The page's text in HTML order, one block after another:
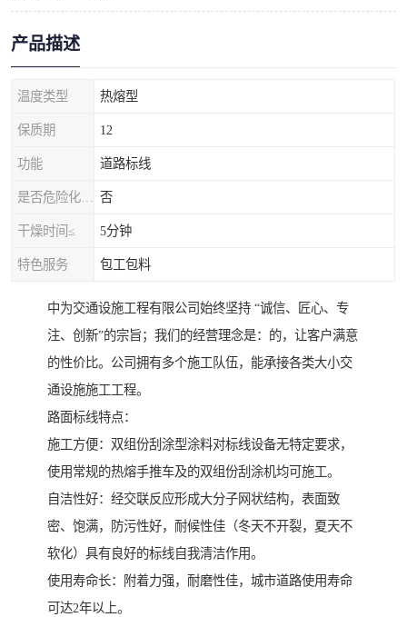
产品描述
温度类型 热熔型
保质期 12
功能 道路标线
否
干燥时间≤ 5分钟
特色服务 包工包料
中为交通设施工程有限公司始终坚持 “诚信、匠心、专
注、创新”的宗旨；我们的经营理念是：的，让客户满意
的性价比。公司拥有多个施工队伍，能承接各类大小交
通设施施工工程。
路面标线特点：
施工方便：双组份刮涂型涂料对标线设备无特定要求，
使用常规的热熔手推车及的双组份刮涂机均可施工。
自洁性好：经交联反应形成大分子网状结构，表面致
密、饱满，防污性好，耐候性佳（冬天不开裂，夏天不
软化）具有良好的标线自我清洁作用。
使用寿命长：附着力强，耐磨性佳，城市道路使用寿命
可达2年以上。